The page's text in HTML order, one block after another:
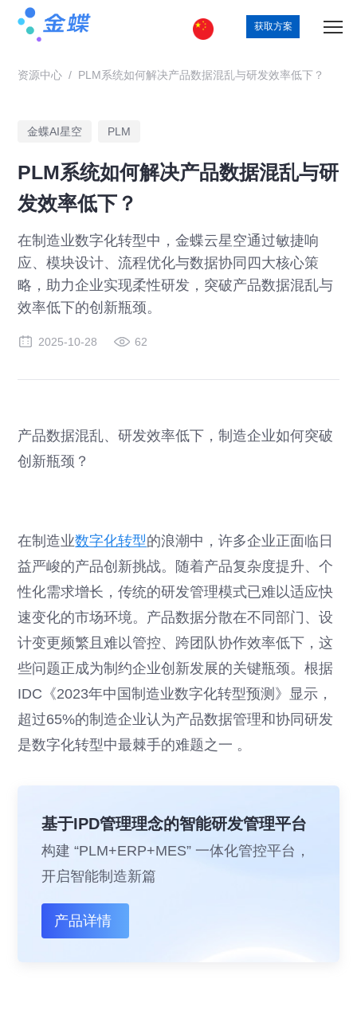
获取方案
资源中心 / PLM系统如何解决产品数据混乱与研发效率低下？
金蝶AI星空 PLM
PLM系统如何解决产品数据混乱与研
发效率低下？
在制造业数字化转型中，金蝶云星空通过敏捷响
应、模块设计、流程优化与数据协同四大核心策
略，助力企业实现柔性研发，突破产品数据混乱与
效率低下的创新瓶颈。
2025-10-28 62
产品数据混乱、研发效率低下，制造企业如何突破
创新瓶颈？
在制造业数字化转型的浪潮中，许多企业正面临日
益严峻的产品创新挑战。随着产品复杂度提升、个
性化需求增长，传统的研发管理模式已难以适应快
速变化的市场环境。产品数据分散在不同部门、设
计变更频繁且难以管控、跨团队协作效率低下，这
些问题正成为制约企业创新发展的关键瓶颈。根据
IDC《2023年中国制造业数字化转型预测》显示，
超过65%的制造企业认为产品数据管理和协同研发
是数字化转型中最棘手的难题之一 。
基于IPD管理理念的智能研发管理平台
构建 “PLM+ERP+MES” 一体化管控平台，
开启智能制造新篇
产品详情